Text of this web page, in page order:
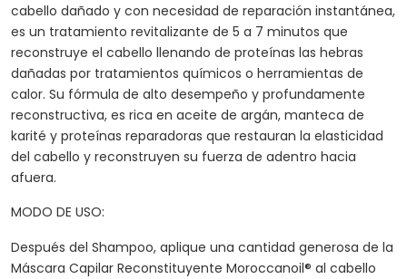
cabello dañado y con necesidad de reparación instantánea,
es un tratamiento revitalizante de 5 a 7 minutos que
reconstruye el cabello llenando de proteínas las hebras
dañadas por tratamientos químicos o herramientas de
calor. Su fórmula de alto desempeño y profundamente
reconstructiva, es rica en aceite de argán, manteca de
karité y proteínas reparadoras que restauran la elasticidad
del cabello y reconstruyen su fuerza de adentro hacia
afuera.
MODO DE USO:
Después del Shampoo, aplique una cantidad generosa de la
Máscara Capilar Reconstituyente Moroccanoil® al cabello